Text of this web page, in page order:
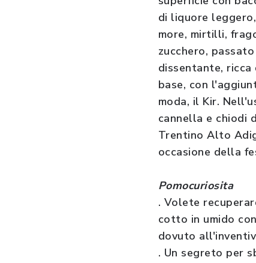
di liquore
more, mirtilli,
zucchero,
dissentante, ricca
base, con
moda, il Kir.
cannella e chiodi
Trentino Alto
occasione della
Pomocuriosita
. Volete
cotto in umido
dovuto
. Un segreto per